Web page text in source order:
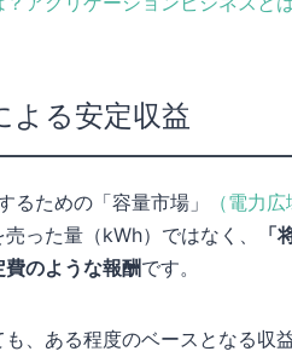
よる安定収益
るための「容量市場」 （電力
った量（kWh）ではなく、
「
のような報酬です。
、ある程度のベースとなる収